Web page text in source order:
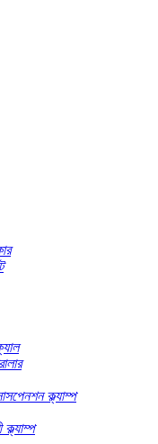
ক্ল্যাম্প
ক্ল্যাম্প